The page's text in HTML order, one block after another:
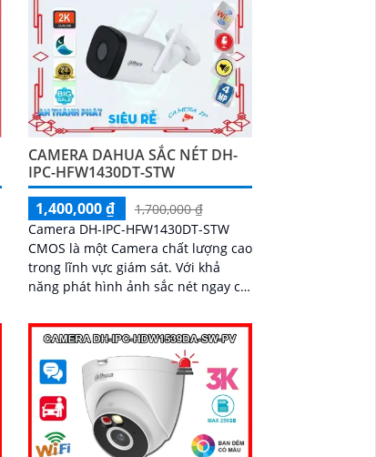
CAMERA DAHUA SẮC NÉT DH-
IPC-HFW1430DT-STW
1,400,000 ₫
1,700,000 ₫
Camera DH-IPC-HFW1430DT-STW
CMOS là một Camera chất lượng cao
trong lĩnh vực giám sát. Với khả
năng phát hình ảnh sắc nét ngay cả
ban đêm nhờ công nghệ hồng ngoại
30m